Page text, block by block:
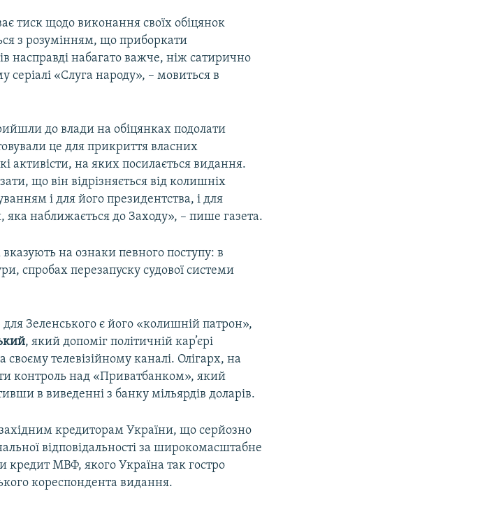
тиск щодо виконання своїх обіцянок
з розумінням, що приборкати
насправді набагато важче, ніж сатирично
«Слуга народу», – мовиться в
до влади на обіцянках подолати
це для прикриття власних
активісти, на яких посилається видання.
що він відрізняється від колишніх
і для його президентства, і для
яка наближається до Заходу», – пише газета.
на ознаки певного поступу: в
спробах перезапуску судової системи
Зеленського є його «колишній патрон»,
, який допоміг політичній кар’єрі
своєму телевізійному каналі. Олігарх, на
контроль над «Приватбанком», який
в виведенні з банку мільярдів доларів.
кредиторам України, що серйозно
відповідальності за широкомасштабне
МВФ, якого Україна так гостро
кореспондента видання.